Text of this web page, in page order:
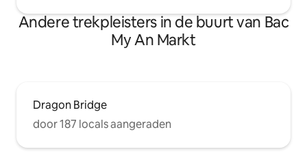
Andere trekpleisters in de buurt van Bac
My An Markt
Dragon Bridge
door 187 locals aangeraden